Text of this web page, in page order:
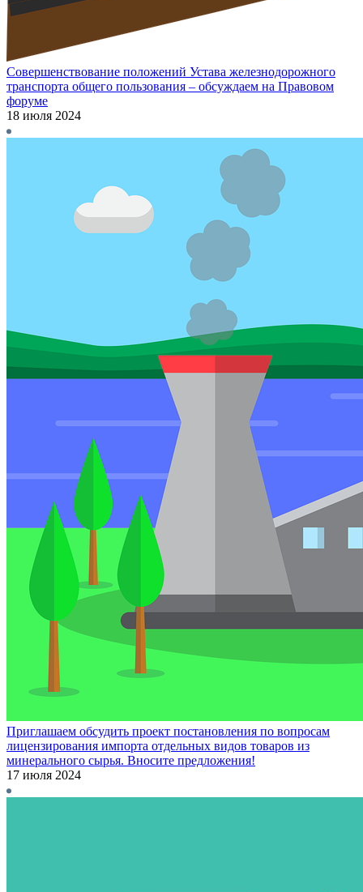
Совершенствование положений Устава железнодорожного
транспорта общего пользования – обсуждаем на Правовом
форуме
18 июля 2024
Приглашаем обсудить проект постановления по вопросам
лицензирования импорта отдельных видов товаров из
минерального сырья. Вносите предложения!
17 июля 2024